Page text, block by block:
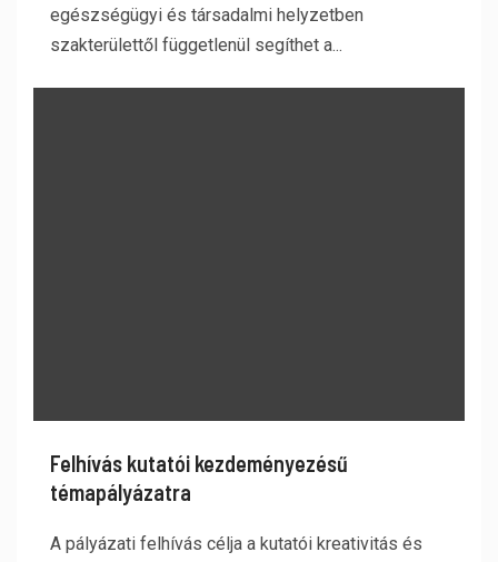
egészségügyi és társadalmi helyzetben
szakterülettől függetlenül segíthet a...
Felhívás kutatói kezdeményezésű
témapályázatra
A pályázati felhívás célja a kutatói kreativitás és